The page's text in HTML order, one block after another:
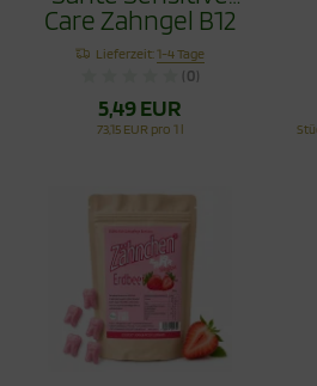
Care Zahngel B12
75ml ohne Flourid
Lieferzeit:1-4 Tage
(0)
5,49 EUR
73,15 EUR pro 1 l